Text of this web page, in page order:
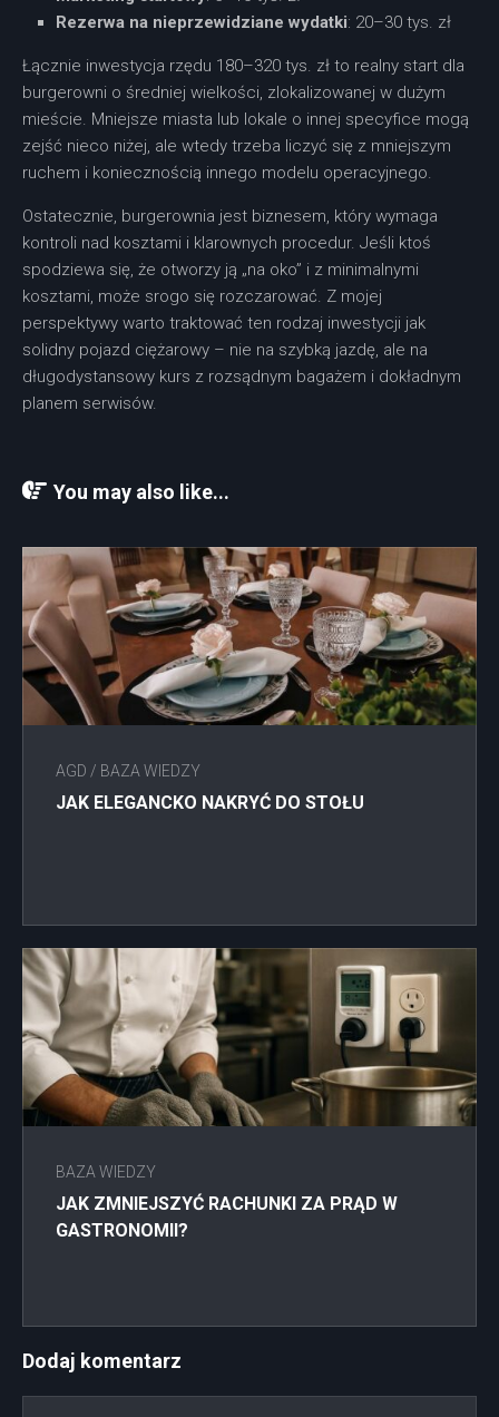
Rezerwa na nieprzewidziane wydatki: 20–30 tys. zł
Łącznie inwestycja rzędu 180–320 tys. zł to realny start dla
burgerowni o średniej wielkości, zlokalizowanej w dużym
mieście. Mniejsze miasta lub lokale o innej specyfice mogą
zejść nieco niżej, ale wtedy trzeba liczyć się z mniejszym
ruchem i koniecznością innego modelu operacyjnego.
Ostatecznie, burgerownia jest biznesem, który wymaga
kontroli nad kosztami i klarownych procedur. Jeśli ktoś
spodziewa się, że otworzy ją „na oko” i z minimalnymi
kosztami, może srogo się rozczarować. Z mojej
perspektywy warto traktować ten rodzaj inwestycji jak
solidny pojazd ciężarowy – nie na szybką jazdę, ale na
długodystansowy kurs z rozsądnym bagażem i dokładnym
planem serwisów.
You may also like...
AGD / BAZA WIEDZY
JAK ELEGANCKO NAKRYĆ DO STOŁU
BAZA WIEDZY
JAK ZMNIEJSZYĆ RACHUNKI ZA PRĄD W
GASTRONOMII?
Dodaj komentarz